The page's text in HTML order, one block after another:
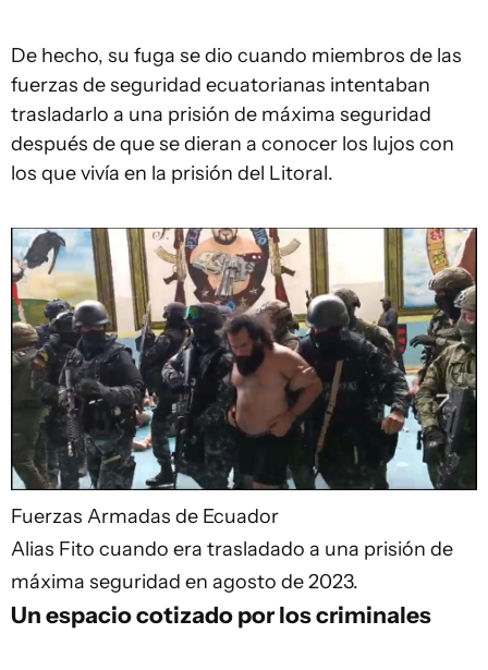
De hecho, su fuga se dio cuando miembros de las
fuerzas de seguridad ecuatorianas intentaban
trasladarlo a una prisión de máxima seguridad
después de que se dieran a conocer los lujos con
los que vivía en la prisión del Litoral.
Fuerzas Armadas de Ecuador
Alias Fito cuando era trasladado a una prisión de
máxima seguridad en agosto de 2023.
Un espacio cotizado por los criminales